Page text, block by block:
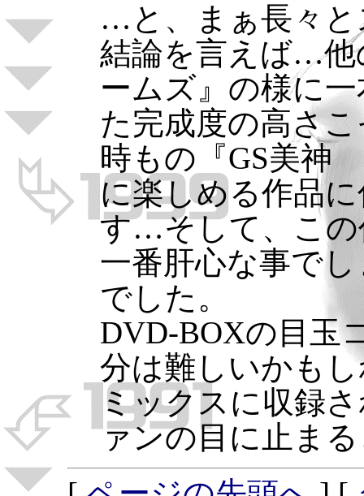
…と、まぁ長々
結論を言えば…他
ームズ』の様に
た完成度の高さ
時もの『GS美神
に楽しめる作品
す…そして、この
一番肝心な事で
でした。
DVD-BOXの目玉
分は難しいかも
ミックスに収録
ァンの目に止ま